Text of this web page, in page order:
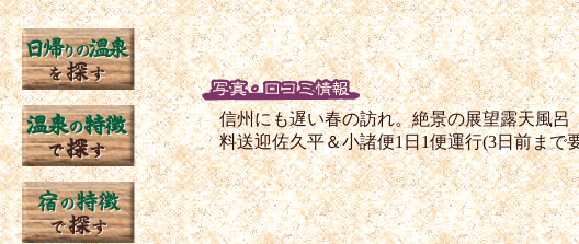
信州にも遅い春の訪れ。絶景の展望露天風
料送迎佐久平＆小諸便1日1便運行(3日前まで